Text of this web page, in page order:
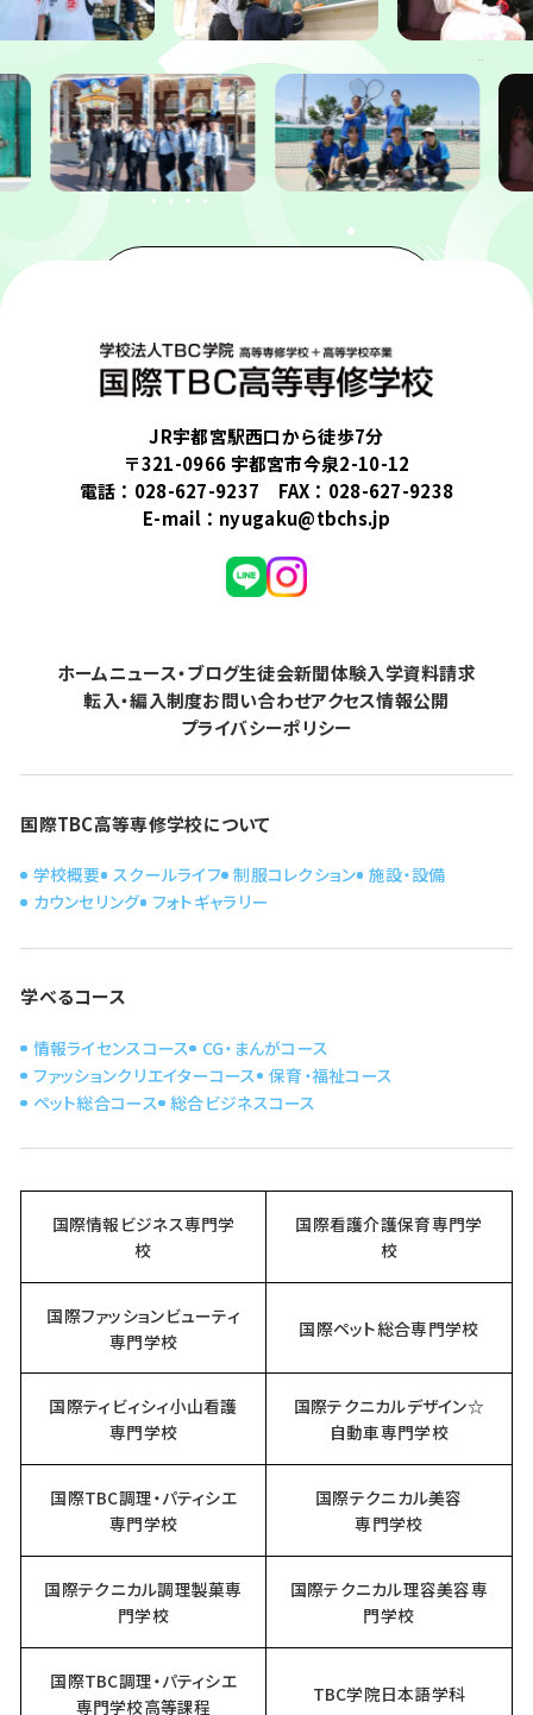
JR宇都宮駅西口から徒歩7分
〒321-0966 宇都宮市今泉2-10-12
電話： 028-627-9237 FAX：028-627-9238
E-mail： nyugaku@tbchs.jp
ホームニュース・ブログ生徒会新聞体験入学資料請求
転入・編入制度お問い合わせアクセス情報公開
プライバシーポリシー
国際TBC高等専修学校について
学校概要 スクールライフ 制服コレクション 施設・設備
カウンセリング フォトギャラリー
学べるコース
情報ライセンスコース CG・まんがコース
ファッションクリエイターコース
保育・福祉コース
ペット総合コース
総合ビジネスコース
国際情報ビジネス専門学
校
国際看護介護保育専門学
校
国際ファッションビューティ
専門学校
国際ペット総合専門学校
国際ティビィシィ小山看護
専門学校
国際テクニカルデザイン☆
自動車専門学校
国際TBC調理・パティシエ
専門学校
国際テクニカル美容
専門学校
国際テクニカル調理製菓専
門学校
国際テクニカル理容美容専
門学校
国際TBC調理・パティシエ
専門学校高等課程
TBC学院日本語学科